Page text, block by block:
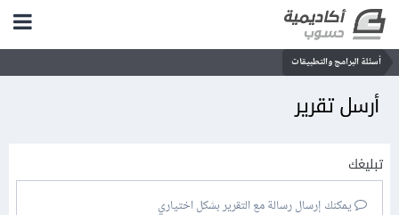
أسئلة البرامج والتطبيقات
أرسل تقرير
تبليغك
يمكنك إرسال رسالة مع التقرير بشكل اختياري